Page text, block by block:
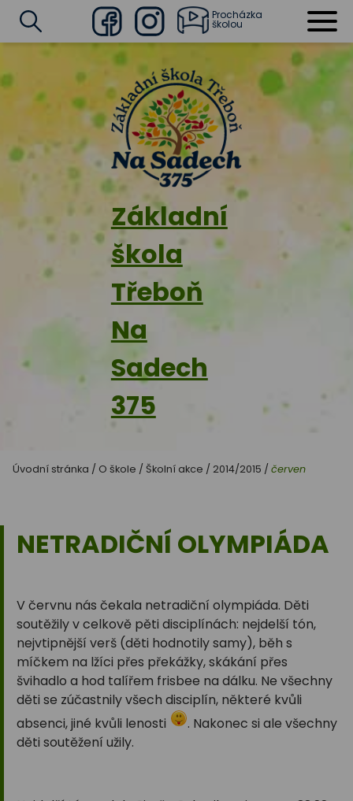
Základní
škola
Třeboň
Na
Sadech
375
FacebookInstagram
Procházka
školou
Úvodní stránka / O škole / Školní akce / 2014/2015 / červen
NETRADIČNÍ OLYMPIÁDA
V červnu nás čekala netradiční olympiáda. Děti
soutěžily v celkově pěti disciplínách: nejdelší tón,
nejvtipnější verš (děti hodnotily samy), běh s
míčkem na lžíci přes překážky, skákání přes
švihadlo a hod talířem frisbee na dálku. Ne všechny
děti se zúčastnily všech disciplín, některé kvůli
absenci, jiné kvůli lenosti
. Nakonec si ale všechny
děti soutěžení užily.